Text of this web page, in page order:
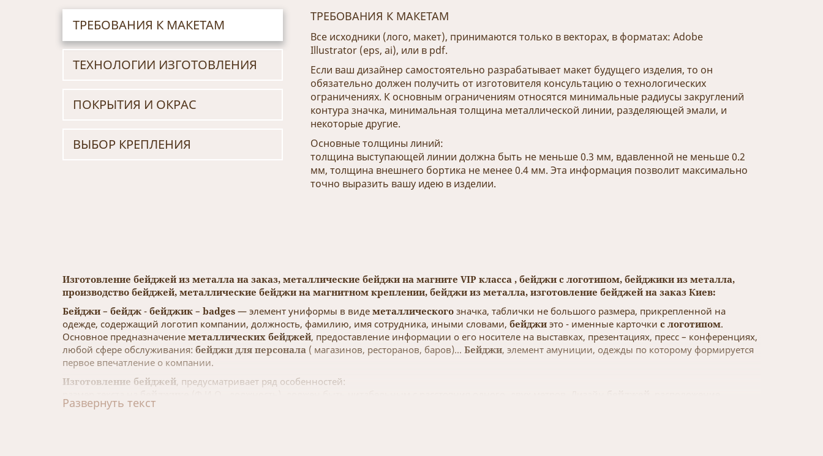
ТРЕБОВАНИЯ К МАКЕТАМ
ТЕХНОЛОГИИ ИЗГОТОВЛЕНИЯ
ПОКРЫТИЯ И ОКРАС
ВЫБОР КРЕПЛЕНИЯ
ТРЕБОВАНИЯ К МАКЕТАМ
Все исходники (лого, макет), принимаются только в векторах, в форматах: Adobe
Illustrator (eps, ai), или в pdf.
Если ваш дизайнер самостоятельно разрабатывает макет будущего изделия, то он
обязательно должен получить от изготовителя консультацию о технологических
ограничениях. К основным ограничениям относятся минимальные радиусы закруглений
контура значка, минимальная толщина металлической линии, разделяющей эмали, и
некоторые другие.
Основные толщины линий:
толщина выступающей линии должна быть не меньше 0.3 мм, вдавленной не меньше 0.2
мм, толщина внешнего бортика не менее 0.4 мм. Эта информация позволит максимально
точно выразить вашу идею в изделии.
Изготовление бейджей из металла на заказ, металлические бейджи на магните VIP класса , бейджи с логотипом, бейджики из металла,
производство бейджей, металлические бейджи на магнитном креплении, бейджи из металла, изготовление бейджей на заказ Киев:
Бейджи – бейдж - бейджик – badges — элемент униформы в виде металлического значка, таблички не большого размера, прикрепленной на
одежде, содержащий логотип компании, должность, фамилию, имя сотрудника, иными словами, бейджи это - именные карточки с логотипом.
Основное предназначение металлических бейджей, предоставление информации о его носителе на выставках, презентациях, пресс – конференциях,
любой сфере обслуживания: бейджи для персонала ( магазинов, ресторанов, баров)... Бейджи, элемент амуниции, одежды по которому формируется
первое впечатление о компании.
Изготовление бейджей, предусматривает ряд особенностей:
набейдже логотипа, шрифт, цветовое оформление, строго выдерживая корпоративный стиль компании, легкое распознание логотипа, минимум
Развернуть текст